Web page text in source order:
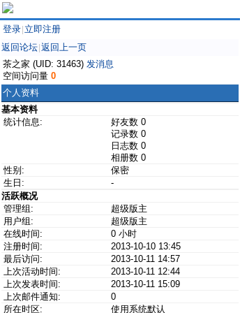
登录 立即注册
返回论坛 返回上一页
茶之家 (UID: 31463) 发消息
空间访问量 0
个人资料
基本资料
统计信息:
好友数 0
记录数 0
日志数 0
相册数 0
性别:
保密
生日:
-
活跃概况
管理组:
超级版主
用户组:
超级版主
在线时间:
0 小时
注册时间:
2013-10-10 13:45
最后访问:
2013-10-11 14:57
上次活动时间:
2013-10-11 12:44
上次发表时间:
2013-10-11 15:09
上次邮件通知:
0
所在时区:
使用系统默认